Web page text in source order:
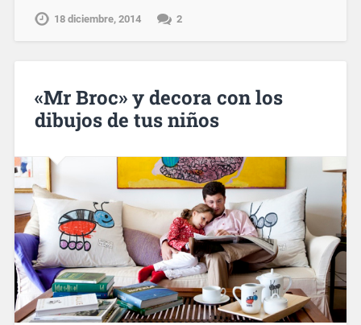
18 diciembre, 2014 2
«Mr Broc» y decora con los
dibujos de tus niños